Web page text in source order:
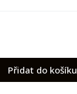
Přidat do košíku